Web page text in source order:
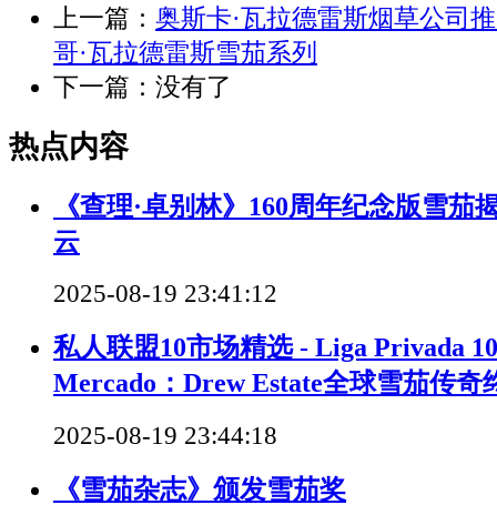
上一篇： 奥斯卡·瓦拉德雷斯烟草公司
哥·瓦拉德雷斯雪茄系列
下一篇：没有了
热点内容
《查理·卓别林》160周年纪念版雪茄
云
2025-08-19 23:41:12
私人联盟10市场精选 - Liga Privada
Mercado：Drew Estate全球雪茄传奇
2025-08-19 23:44:18
《雪茄杂志》颁发雪茄奖